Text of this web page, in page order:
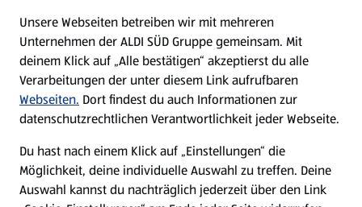
Nachhaltigkeit
Karriere
Presse
Hilfe & Kontakt
(öffnet in einem neuen Tab)
Unsere Webseiten betreiben wir mit mehreren
Unternehmen der ALDI SÜD Gruppe gemeinsam. Mit
deinem Klick auf „Alle bestätigen“ akzeptierst du alle
Verarbeitungen der unter diesem Link aufrufbaren
Webseiten. Dort findest du auch Informationen zur
datenschutzrechtlichen Verantwortlichkeit jeder Webseite.
Du hast nach einem Klick auf „Einstellungen“ die
Möglichkeit, deine individuelle Auswahl zu treffen. Deine
Auswahl kannst du nachträglich jederzeit über den Link